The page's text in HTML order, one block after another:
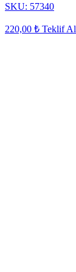
SKU: 57340
220,00 ₺ Teklif Al